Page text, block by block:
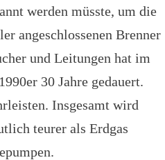
werden müsste, um die
angeschlossenen Brenner
und Leitungen hat im
30 Jahre gedauert.
Insgesamt wird
teurer als Erdgas